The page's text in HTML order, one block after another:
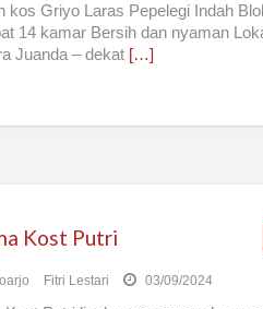
kos Griyo Laras Pepelegi Indah
14 kamar Bersih dan nyaman
Juanda – dekat […]
Kost Putri
Fitri Lestari 03/09/2024